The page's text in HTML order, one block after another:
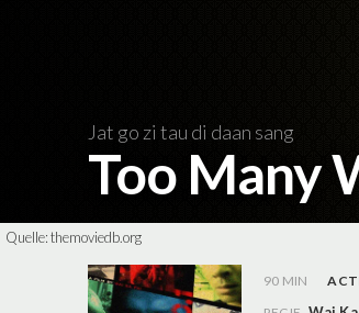
Jat go zi tau di daan sang
Too Many
Quelle:themoviedb.org
90 MIN